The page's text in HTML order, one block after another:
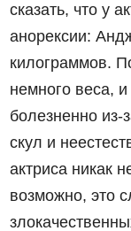
сказать, что у
анорексии:
килограммов.
немного веса,
болезненно
скул и
актриса никак
возможно, это